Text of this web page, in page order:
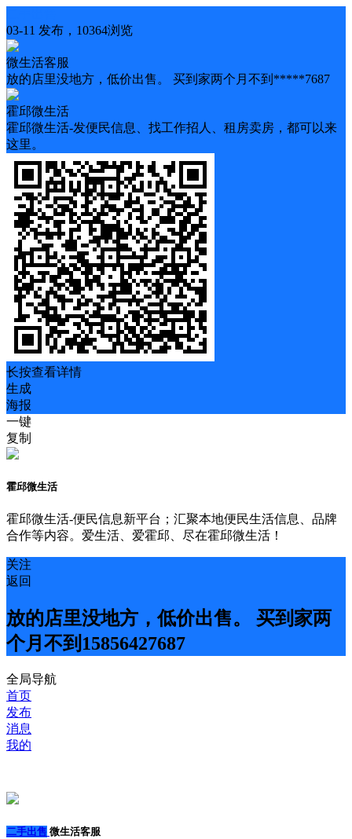
03-11 发布，10364浏览
微生活客服
放的店里没地方，低价出售。 买到家两个月不到*****7687
霍邱微生活
霍邱微生活-发便民信息、找工作招人、租房卖房，都可以来
这里。
长按查看详情
生成
海报
一键
复制
霍邱微生活
霍邱微生活-便民信息新平台；汇聚本地便民生活信息、品牌
合作等内容。爱生活、爱霍邱、尽在霍邱微生活！
关注
返回
放的店里没地方，低价出售。 买到家两
个月不到15856427687
全局导航
首页
发布
消息
我的
二手出售 微生活客服